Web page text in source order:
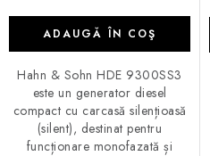
ADAUGĂ ÎN COŞ
Hahn & Sohn HDE 9300SS3
este un generator diesel
compact cu carcasă silențioasă
(silent), destinat pentru
funcționare monofazată și